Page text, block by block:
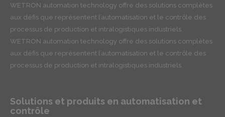
WETRON automation technology offre des solutions complètes
aux défis que représentent l’automatisation et le contrôle des
processus de production et intralogistiques industriels.
WETRON automation technology offre des solutions complètes
aux défis que représentent l’automatisation et le contrôle des
processus de production et intralogistiques industriels.
Solutions et produits en automatisation et
contrôle